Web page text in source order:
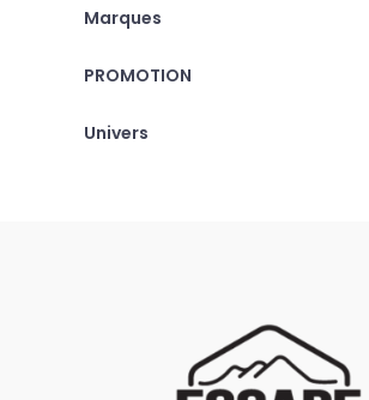
Marques
PROMOTION
Univers